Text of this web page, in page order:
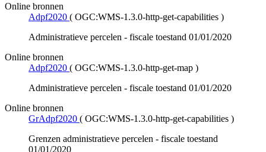
Online bronnen
Adpf2020 ( OGC:WMS-1.3.0-http-get-capabilities )
Administratieve percelen - fiscale toestand 01/01/2020
Online bronnen
Adpf2020 ( OGC:WMS-1.3.0-http-get-map )
Administratieve percelen - fiscale toestand 01/01/2020
Online bronnen
GrAdpf2020 ( OGC:WMS-1.3.0-http-get-capabilities )
Grenzen administratieve percelen - fiscale toestand
01/01/2020